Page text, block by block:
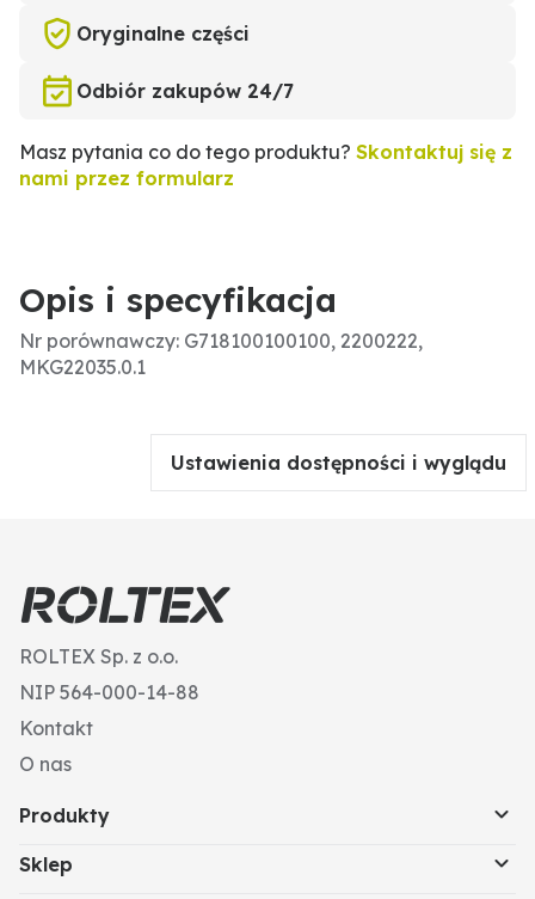
Oryginalne części
Odbiór zakupów 24/7
Masz pytania co do tego produktu? Skontaktuj się z
nami przez formularz
Opis i specyfikacja
Nr porównawczy: G718100100100, 2200222,
MKG22035.0.1
Ustawienia dostępności i wyglądu
ROLTEX Sp. z o.o.
NIP 564-000-14-88
Kontakt
O nas
Produkty
Sklep